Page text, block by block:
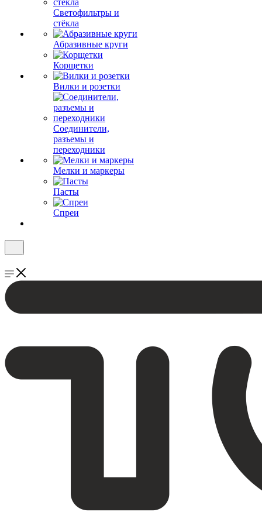
Светофильтры и
стёкла
Абразивные круги
Корщетки
Вилки и розетки
Соединители,
разъемы и
переходники
Мелки и маркеры
Пасты
Спреи